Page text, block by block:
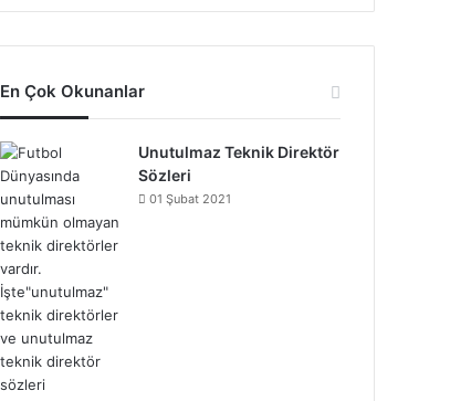
En Çok Okunanlar
Unutulmaz Teknik Direktör
Sözleri
01 Şubat 2021